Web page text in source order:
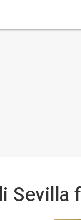
Sevilla